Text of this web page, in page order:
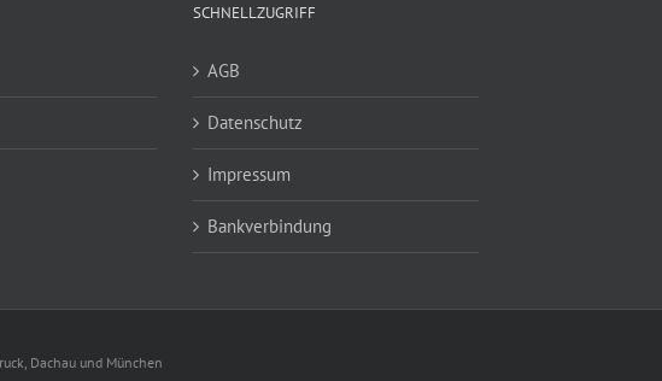
SCHNELLZUGRIFF
AGB
Datenschutz
Impressum
Bankverbindung
Dachau und München